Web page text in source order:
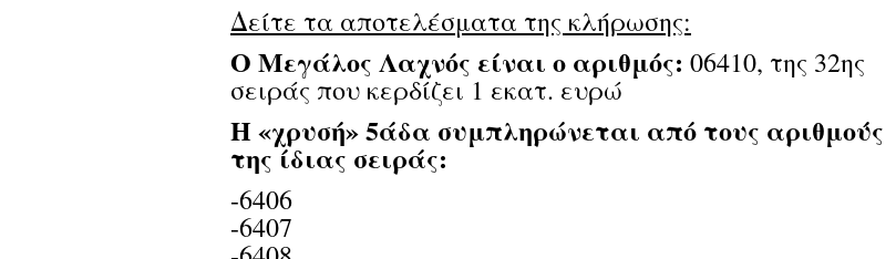
Δείτε τα αποτελέσματα της κλήρωσης:
Ο Μεγάλος Λαχνός είναι ο αριθμός: 06410, της 32ης
σειράς που κερδίζει 1 εκατ. ευρώ
Η «χρυσή» 5άδα συμπληρώνεται από τους αριθμούς
της ίδιας σειράς:
-6406
-6407